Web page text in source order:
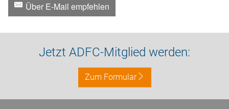
Über E-Mail empfehlen
Jetzt ADFC-Mitglied werden:
Zum Formular